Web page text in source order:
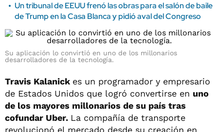
Un tribunal de EEUU frenó las obras para el salón de baile
de Trump en la Casa Blanca y pidió aval del Congreso
Su aplicación lo convirtió en uno de los millonarios
desarrolladores de la tecnología.
Travis Kalanick es un programador y empresario
de Estados Unidos que logró convertirse en uno
de los mayores millonarios de su país tras
cofundar Uber. La compañía de transporte
revolucionó el mercado desde su creación en